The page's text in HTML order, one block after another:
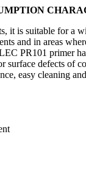
it is suitable for a
and in areas
PR101 primer
surface defects of
easy cleaning